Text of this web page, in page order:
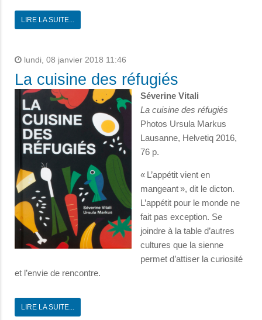
LIRE LA SUITE...
lundi, 08 janvier 2018 11:46
La cuisine des réfugiés
Séverine Vitali
La cuisine des réfugiés
Photos Ursula Markus
Lausanne, Helvetiq 2016,
76 p.
« L’appétit vient en
mangeant », dit le dicton.
L’appétit pour le monde ne
fait pas exception. Se
joindre à la table d’autres
cultures que la sienne
permet d’attiser la curiosité
et l’envie de rencontre.
LIRE LA SUITE...